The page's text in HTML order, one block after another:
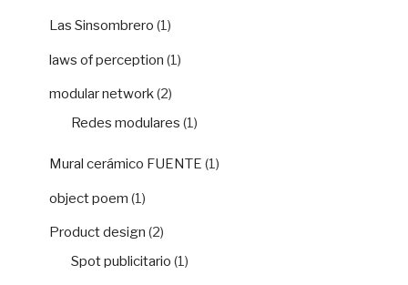
Las Sinsombrero (1)
laws of perception (1)
modular network(2)
Redes modulares (1)
Mural cerámico FUENTE (1)
object poem (1)
Product design (2)
Spot publicitario (1)